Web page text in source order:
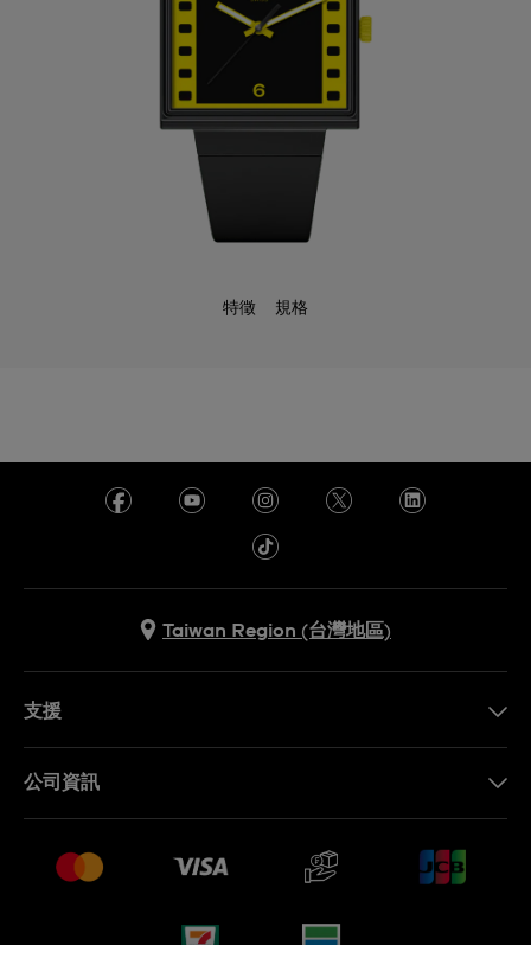
特徵 規格
Taiwan Region (台灣地區)
支援
銷售條款
公司資訊
工作機會